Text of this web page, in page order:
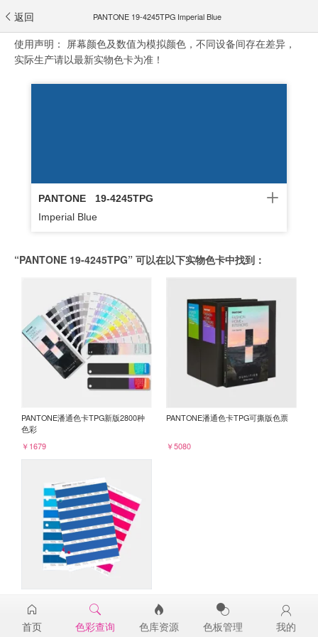
返回 PANTONE 19-4245TPG Imperial Blue
使用声明： 屏幕颜色及数值为模拟颜色，不同设备间存在差异，
实际生产请以最新实物色卡为准！
PANTONE
19-4245TPG
Imperial Blue
“PANTONE 19-4245TPG” 可以在以下实物色卡中找到：
PANTONE潘通色卡TPG新版2800种
色彩
￥1679
PANTONE潘通色卡TPG可撕版色票
￥5080
19-4245TPG
￥98
首页 色彩查询 色库资源 色板管理 我的